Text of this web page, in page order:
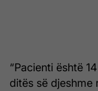
“Pacienti është
ditës së djeshme